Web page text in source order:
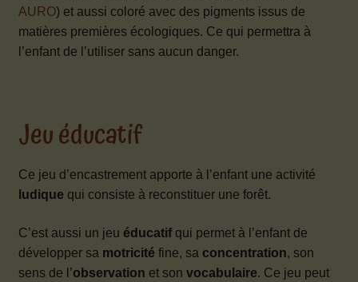
AURO) et aussi coloré avec des pigments issus de
matières premières écologiques. Ce qui permettra à
l’enfant de l’utiliser sans aucun danger.
Jeu éducatif
Ce jeu d’encastrement apporte à l’enfant une activité
ludique qui consiste à reconstituer une forêt.
C’est aussi un jeu éducatifqui permet à l’enfant de
développer sa motricité fine, sa concentration, son
sens de l’observation et son vocabulaire. Ce jeu peut